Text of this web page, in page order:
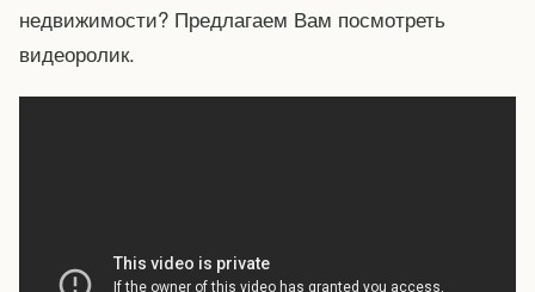
недвижимости? Предлагаем Вам посмотреть
видеоролик.